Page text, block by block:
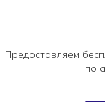
Предоставляем
по